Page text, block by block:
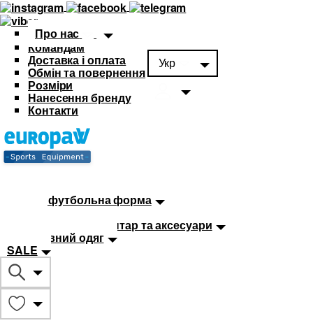
Про нас
Командам
Доставка і оплата
Обмін та повернення
Розміри
Нанесення бренду
Контакти
Укр
Дитяча футбольна форма
Тренувальний інвентар та аксесуари
Спортивний одяг
SALE